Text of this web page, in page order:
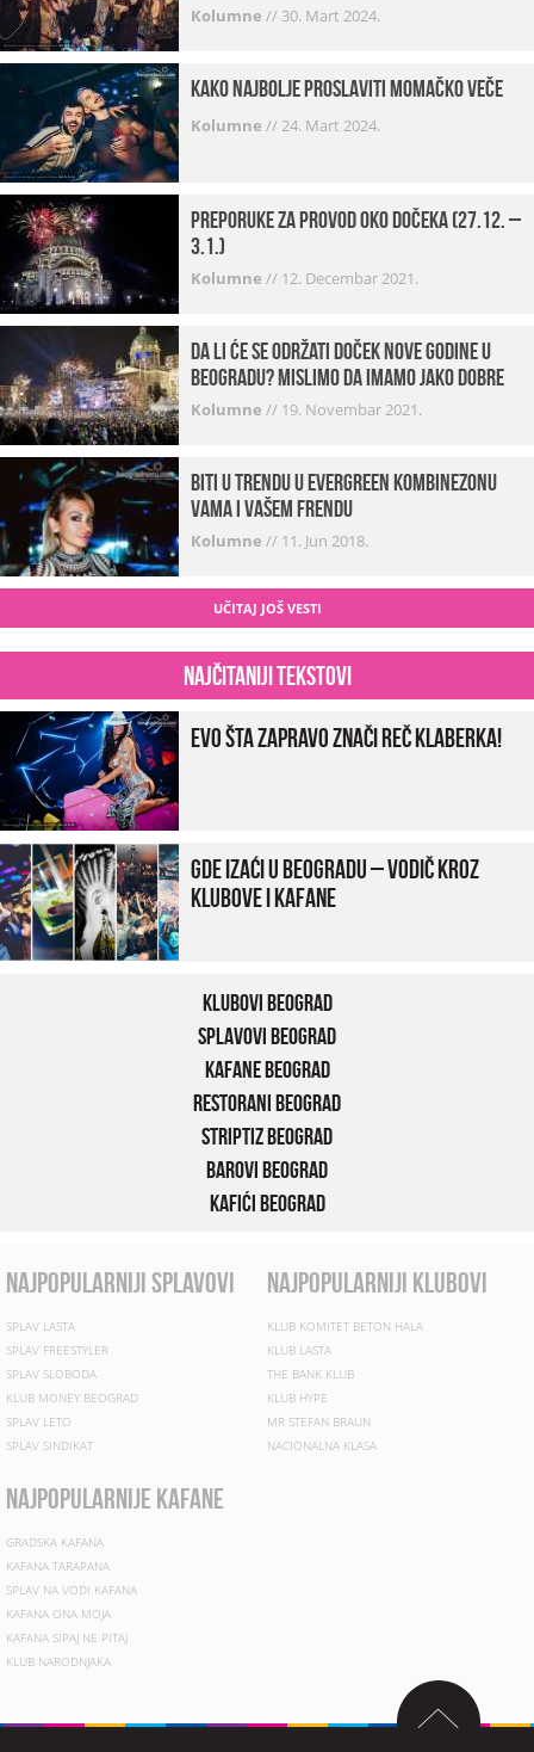
Kolumne // 30. Mart 2024.
Kako najbolje proslaviti momačko veče
Kolumne //24. Mart 2024.
Preporuke za provod oko dočeka (27.12. –
3.1.)
Kolumne // 12. Decembar 2021.
Da li će se održati doček Nove godine u
Beogradu? Mislimo da imamo jako DOBRE
VESTI!
Kolumne // 19. Novembar 2021.
Biti u trendu u Evergreen kombinezonu
vama i vašem frendu
Kolumne // 11. Jun 2018.
UČITAJ JOŠ VESTI
Najčitaniji tekstovi
Evo šta zapravo znači reč klaberka!
Gde izaći u Beogradu – vodič kroz
klubove i kafane
Klubovi Beograd
Splavovi Beograd
Kafane Beograd
Restorani Beograd
Striptiz Beograd
Barovi Beograd
Kafići Beograd
najpopularniji splavovi
SPLAV LASTA
SPLAV FREESTYLER
SPLAV SLOBODA
KLUB MONEY BEOGRAD
SPLAV LETO
SPLAV SINDIKAT
najpopularniji klubovi
KLUB KOMITET BETON HALA
KLUB LASTA
THE BANK KLUB
KLUB HYPE
MR STEFAN BRAUN
NACIONALNA KLASA
najpopularnije kafane
GRADSKA KAFANA
KAFANA TARAPANA
SPLAV NA VODI KAFANA
KAFANA ONA MOJA
KAFANA SIPAJ NE PITAJ
KLUB NARODNJAKA